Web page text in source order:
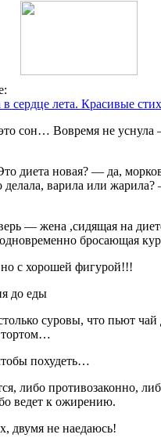
в сердце лета. Красивые
сон… Вовремя не
диета новая? — да,
варила или
— жeнa ,сидящaя нa
бросaющaя
с хорошей фигурой!!!
до еды
суровы, что пьют чай
тортом…
похудеть…
либо противозаконно,
ведет к ожирению.
двумя не наедаюсь!